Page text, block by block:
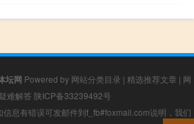
坛网 Powered by 网站分类目录 | 精选推荐文章 | 网
疑难解答 陕ICP备33239492号
息有错误可发邮件到f_fb#foxmail.com说明，我们